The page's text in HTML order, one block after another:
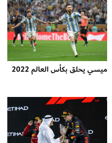
ميسي يحلق بكأس العالم 2022